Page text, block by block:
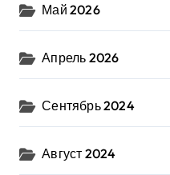
Май 2026
Апрель 2026
Сентябрь 2024
Август 2024